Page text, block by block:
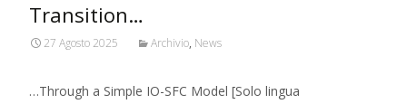
Transition…
27 Agosto 2025 Archivio, News
…Through a Simple IO-SFC Model [Solo lingua